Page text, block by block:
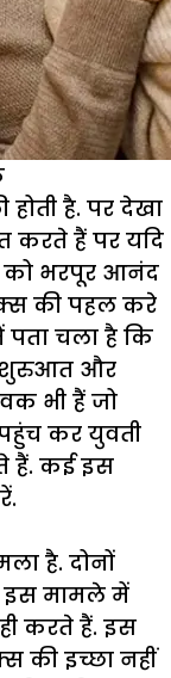
है. पर देखा
करते हैं पर यदि
भरपूर आनंद
की पहल करे
चला है कि
शुरुआत और
भी हैं जो
कर युवती
हैं. कई इस
है. दोनों
इस मामले में
करते हैं. इस
की इच्छा नहीं